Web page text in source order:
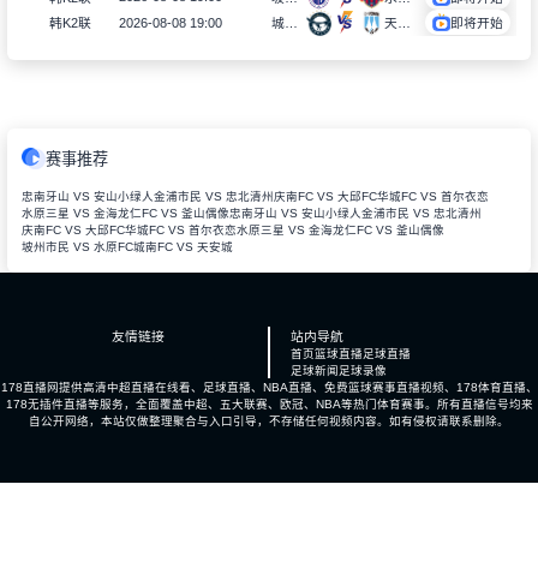
韩K2联
2026-08-08 19:00 即将开始
赛事推荐
忠南牙山 VS 安山小绿人金浦市民 VS 忠北清州庆南FC VS 大邱FC华城FC VS 首尔衣恋
水原三星 VS 金海龙仁FC VS 釜山偶像忠南牙山 VS 安山小绿人金浦市民 VS 忠北清州
庆南FC VS 大邱FC华城FC VS 首尔衣恋水原三星 VS 金海龙仁FC VS 釜山偶像
坡州市民 VS 水原FC城南FC VS 天安城
友情链接 站内导航
首页篮球直播足球直播
足球新闻足球录像
178直播网提供高清中超直播在线看、足球直播、NBA直播、免费篮球赛事直播视频、178体育直播、
178无插件直播等服务，全面覆盖中超、五大联赛、欧冠、NBA等热门体育赛事。所有直播信号均来
自公开网络，本站仅做整理聚合与入口引导，不存储任何视频内容。如有侵权请联系删除。